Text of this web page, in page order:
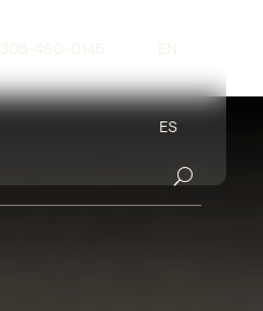
305-460-0145 EN
ES
$